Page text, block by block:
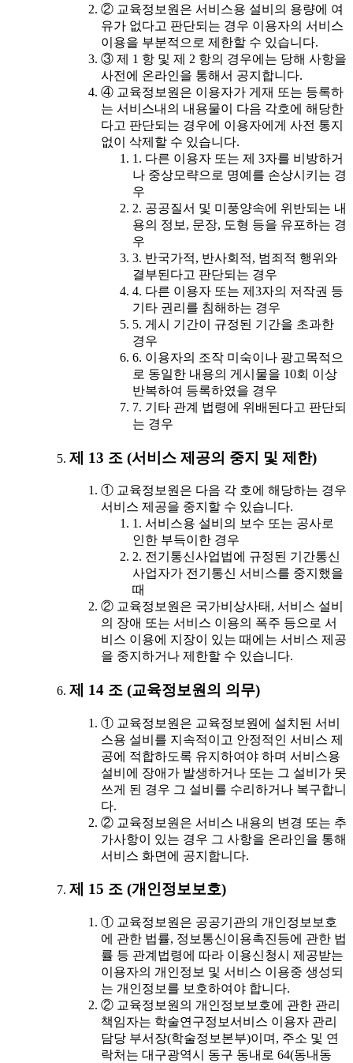
② 교육정보원은 서비스용 설비의 용량에 여
유가 없다고 판단되는 경우 이용자의 서비스
이용을 부분적으로 제한할 수 있습니다.
③ 제 1 항 및 제 2 항의 경우에는 당해 사항을
사전에 온라인을 통해서 공지합니다.
④ 교육정보원은 이용자가 게재 또는 등록하
는 서비스내의 내용물이 다음 각호에 해당한
다고 판단되는 경우에 이용자에게 사전 통지
없이 삭제할 수 있습니다.
1. 다른 이용자 또는 제 3자를 비방하거
나 중상모략으로 명예를 손상시키는 경
우
2. 공공질서 및 미풍양속에 위반되는 내
용의 정보, 문장, 도형 등을 유포하는 경
우
3. 반국가적, 반사회적, 범죄적 행위와
결부된다고 판단되는 경우
4. 다른 이용자 또는 제3자의 저작권 등
기타 권리를 침해하는 경우
5. 게시 기간이 규정된 기간을 초과한
경우
6. 이용자의 조작 미숙이나 광고목적으
로 동일한 내용의 게시물을 10회 이상
반복하여 등록하였을 경우
7. 기타 관계 법령에 위배된다고 판단되
는 경우
제 13 조 (서비스 제공의 중지 및 제한)
① 교육정보원은 다음 각 호에 해당하는 경우
서비스 제공을 중지할 수 있습니다.
1. 서비스용 설비의 보수 또는 공사로
인한 부득이한 경우
2. 전기통신사업법에 규정된 기간통신
사업자가 전기통신 서비스를 중지했을
때
② 교육정보원은 국가비상사태, 서비스 설비
의 장애 또는 서비스 이용의 폭주 등으로 서
비스 이용에 지장이 있는 때에는 서비스 제공
을 중지하거나 제한할 수 있습니다.
제 14 조 (교육정보원의 의무)
① 교육정보원은 교육정보원에 설치된 서비
스용 설비를 지속적이고 안정적인 서비스 제
공에 적합하도록 유지하여야 하며 서비스용
설비에 장애가 발생하거나 또는 그 설비가 못
쓰게 된 경우 그 설비를 수리하거나 복구합니
다.
② 교육정보원은 서비스 내용의 변경 또는 추
가사항이 있는 경우 그 사항을 온라인을 통해
서비스 화면에 공지합니다.
제 15 조 (개인정보보호)
① 교육정보원은 공공기관의 개인정보보호
에 관한 법률, 정보통신이용촉진등에 관한 법
률 등 관계법령에 따라 이용신청시 제공받는
이용자의 개인정보 및 서비스 이용중 생성되
는 개인정보를 보호하여야 합니다.
② 교육정보원의 개인정보보호에 관한 관리
책임자는 학술연구정보서비스 이용자 관리
담당 부서장(학술정보본부)이며, 주소 및 연
락처는 대구광역시 동구 동내로 64(동내동